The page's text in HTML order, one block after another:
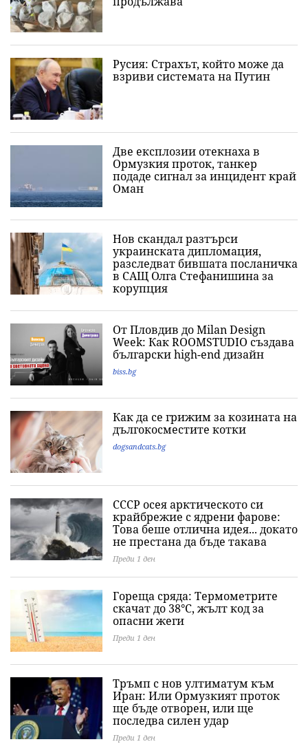
Русия: Страхът, който може да
взриви системата на Путин
Две експлозии отекнаха в
Ормузкия проток, танкер
подаде сигнал за инцидент край
Оман
Нов скандал разтърси
украинската дипломация,
разследват бившата посланичка
в САЩ Олга Стефанишина за
корупция
От Пловдив до Milan Design
Week: Как ROOMSTUDIO създава
български high-end дизайн
biss.bg
Как да се грижим за козината на
дългокосместите котки
dogsandcats.bg
СССР осея арктическото си
крайбрежие с ядрени фарове:
Това беше отлична идея... докато
не престана да бъде такава
Преди 1 ден
Гореща сряда: Термометрите
скачат до 38°C, жълт код за
опасни жеги
Преди 1 ден
Тръмп с нов ултиматум към
Иран: Или Ормузкият проток
ще бъде отворен, или ще
последва силен удар
Преди 1 ден